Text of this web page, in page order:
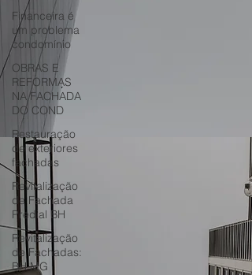
Financeira é
um problema
condomínio
OBRAS E
REFORMAS
NA FACHADA
DO COND
Restauração
de exteriores
fachadas
Revitalização
de Fachada
Predial BH
Revitalização
de Fachadas:
BH MG